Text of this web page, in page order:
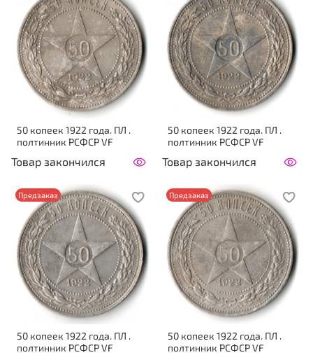
50 копеек 1922 года. ПЛ .
полтинник РСФСР VF
Товар закончился
50 копеек 1922 года. ПЛ .
полтинник РСФСР VF
Товар закончился
Предзаказ
50 копеек 1922 года. ПЛ .
полтинник РСФСР VF
Предзаказ
50 копеек 1922 года. ПЛ .
полтинник РСФСР VF